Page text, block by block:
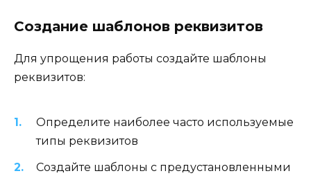
Создание шаблонов реквизитов
Для упрощения работы создайте шаблоны
реквизитов:
Определите наиболее часто используемые
типы реквизитов
Создайте шаблоны с предустановленными